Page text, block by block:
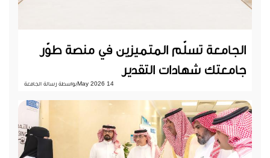
الجامعة تسلّم المتميزين في منصة طوّر
جامعتك شهادات التقدير
14 May 2026 بواسطة رسالة الجامعة